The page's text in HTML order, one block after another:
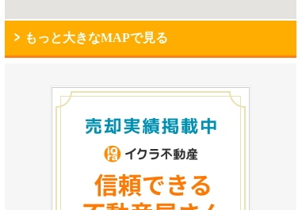
もっと大きなMAPで見る